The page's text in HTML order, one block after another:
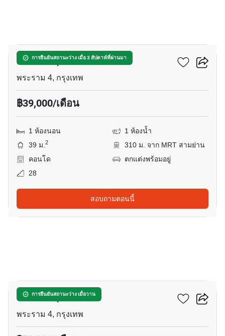
การยืนยันสถานะว่าง เมื่อ 3 สัปดาห์ที่ผ่านมา
คัลเจอร์ จุฬา
พระราม 4, กรุงเทพ
฿39,000/เดือน
1 ห้องนอน
1 ห้องน้ำ
39 ม.2
310 ม. จาก MRT สามย่าน
คอนโด
ตกแต่งพร้อมอยู่
28
สอบถามตอนนี้
การยืนยันสถานะว่าง เมื่อวาน
คัลเจอร์ จุฬา
พระราม 4, กรุงเทพ